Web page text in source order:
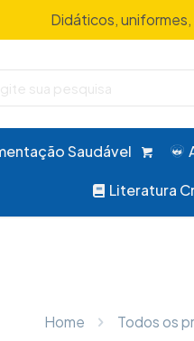
Didáticos,
Saudável
Literatura
Home Todos os